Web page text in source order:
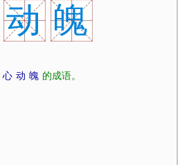
动 魄
心 动 魄 的成语。